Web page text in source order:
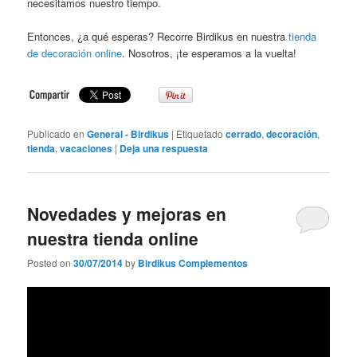
Entonces, ¿a qué esperas? Recorre Birdikus en nuestratienda
de decoración online. Nosotros, ¡te esperamos a la vuelta!
Publicado en General - Birdikus | Etiquetado cerrado,decoración,
tienda,vacaciones | Deja una respuesta
Novedades y mejoras en
nuestra tienda online
Posted on30/07/2014by Birdikus Complementos